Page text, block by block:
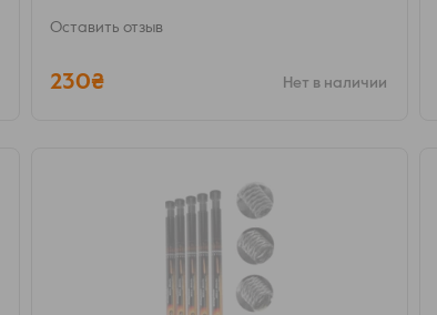
Оставить отзыв
230₴ Нет в наличии